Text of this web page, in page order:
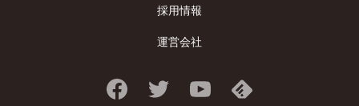
採用情報
運営会社